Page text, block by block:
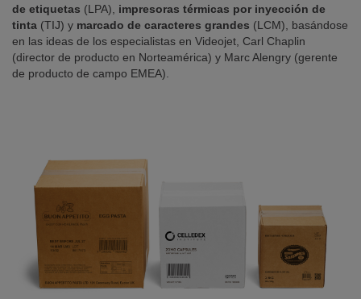
de etiquetas (LPA), impresoras térmicas por inyección de
tinta (TIJ) y marcado de caracteres grandes (LCM), basándose
en las ideas de los especialistas en Videojet, Carl Chaplin
(director de producto en Norteamérica) y Marc Alengry (gerente
de producto de campo EMEA).